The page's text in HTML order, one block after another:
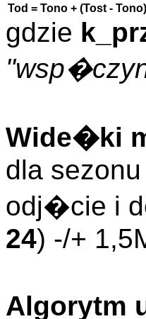
Tod = Tono + (Tost -
gdzie
Wide�ki
dla sezonu
odj�cie i
24) -/+
Algorytm